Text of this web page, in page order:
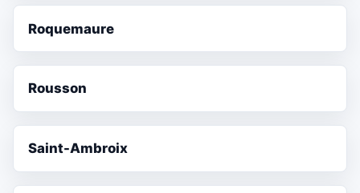
Roquemaure
Rousson
Saint-Ambroix